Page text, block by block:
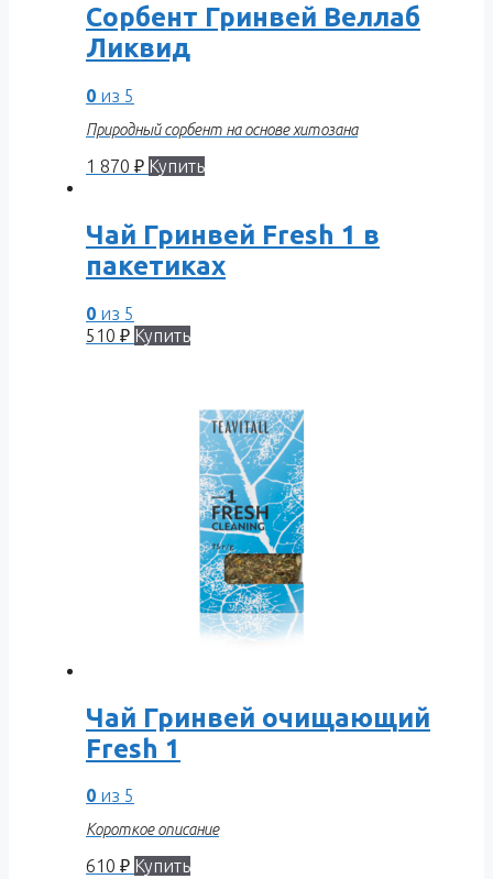
Сорбент Гринвей Веллаб
Ликвид
0 из 5
Природный сорбент на основе хитозана
1 870 ₽ Купить
Чай Гринвей Fresh 1 в
пакетиках
0 из 5
510 ₽ Купить
Чай Гринвей очищающий
Fresh 1
0 из 5
Короткое описание
610 ₽ Купить